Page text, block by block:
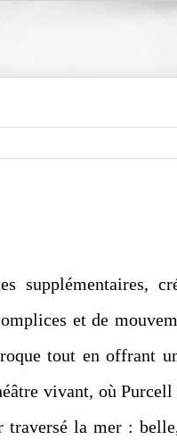
supplémentaires,
et de
tout en
vivant, où
la mer :